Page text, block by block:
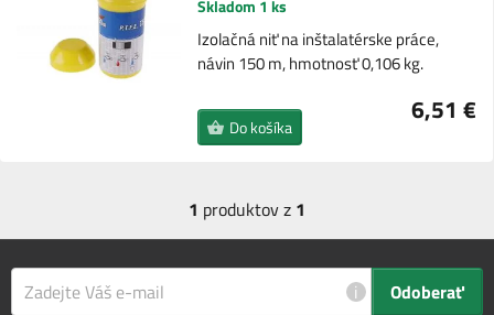
Skladom 1 ks
Izolačná niť na inštalatérske práce,
návin 150 m, hmotnosť 0,106 kg.
6,51 €
Do košíka
1 produktov z 1
i Odoberať